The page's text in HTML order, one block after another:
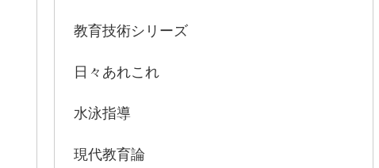
教育技術シリーズ
日々あれこれ
水泳指導
現代教育論